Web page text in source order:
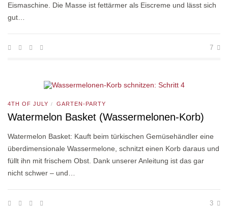
Eismaschine. Die Masse ist fettärmer als Eiscreme und lässt sich
gut…
7
4TH OF JULY / GARTEN-PARTY
Watermelon Basket (Wassermelonen-Korb)
Watermelon Basket: Kauft beim türkischen Gemüsehändler eine
überdimensionale Wassermelone, schnitzt einen Korb daraus und
füllt ihn mit frischem Obst. Dank unserer Anleitung ist das gar
nicht schwer – und…
3